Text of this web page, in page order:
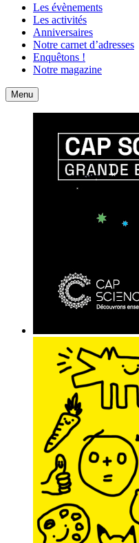
Les évènements
Les activités
Anniversaires
Notre carnet d’adresses
Enquêtons !
Notre magazine
Accueil
Menu Contact